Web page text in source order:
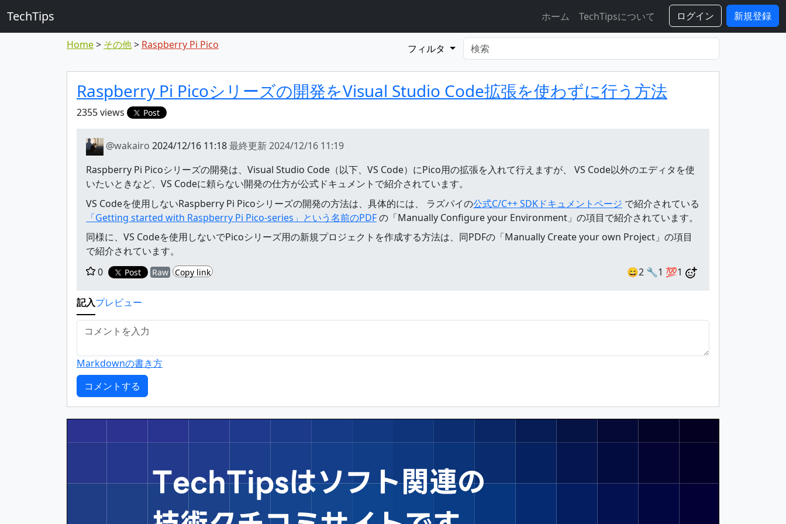
TechTips ホーム TechTipsについて ログイン 新規登録
Home その他 Raspberry Pi Pico フィルタ
対象のTopic
Topic
Raspberry Pi Picoシリーズの開発をVisual Studio Code拡張を使わずに行う方法
2355 views Post
@wakairo 2024/12/16 11:18最終更新2024/12/16 11:19
Raspberry Pi Picoシリーズの開発は、Visual Studio Code（以下、VS Code）にPico用の拡張を入れて行えますが、 VS Code以外のエディタを使
いたいときなど、VS Codeに頼らない開発の仕方が公式ドキュメントで紹介されています。
VS Codeを使用しないRaspberry Pi Picoシリーズの開発の方法は、具体的には、 ラズパイの公式C/C++ SDKドキュメントページ で紹介されている
「Getting started with Raspberry Pi Pico-series」という名前のPDFの「Manually Configure your Environment」の項目で紹介されています。
同様に、VS Codeを使用しないでPicoシリーズ用の新規プロジェクトを作成する方法は、同PDFの「Manually Create your own Project」の項目
で紹介されています。
0
Post Raw Copy link 😄2 🔧1 💯1
記入プレビュー
Markdownの書き方
TechTipsはソフト関連の